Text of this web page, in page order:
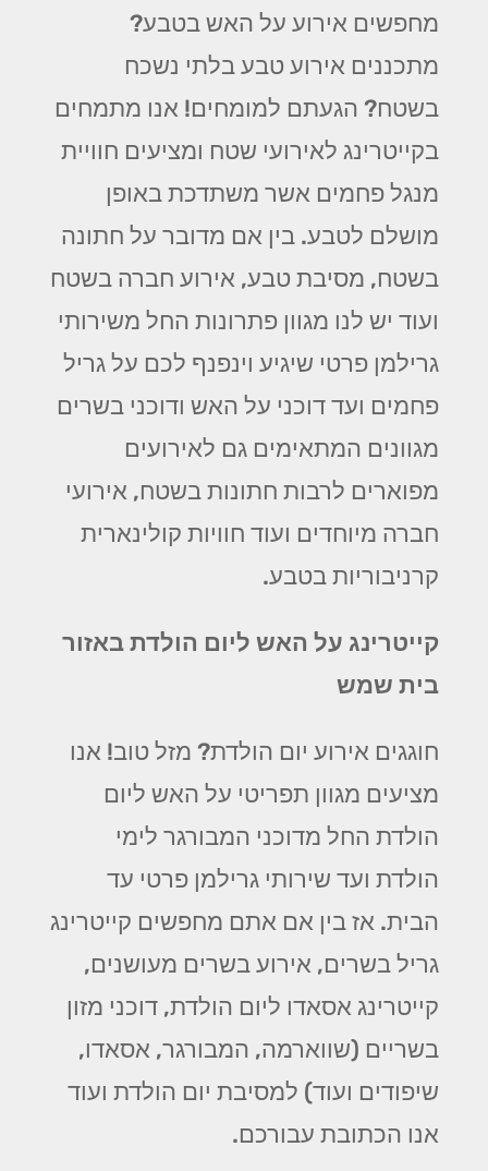
מחפשים אירוע על האש בטבע?
מתכננים אירוע טבע בלתי נשכח
בשטח? הגעתם למומחים! אנו מתמחים
בקייטרינג לאירועי שטח ומציעים חוויית
מנגל פחמים אשר משתדכת באופן
מושלם לטבע. בין אם מדובר על חתונה
בשטח, מסיבת טבע, אירוע חברה בשטח
ועוד יש לנו מגוון פתרונות החל משירותי
גרילמן פרטי שיגיע וינפנף לכם על גריל
פחמים ועד דוכני על האש ודוכני בשרים
מגוונים המתאימים גם לאירועים
מפוארים לרבות חתונות בשטח, אירועי
חברה מיוחדים ועוד חוויות קולינארית
קרניבוריות בטבע.
קייטרינג על האש ליום הולדת באזור
בית שמש
חוגגים אירוע יום הולדת? מזל טוב! אנו
מציעים מגוון תפריטי על האש ליום
הולדת החל מדוכני המבורגר לימי
הולדת ועד שירותי גרילמן פרטי עד
הבית. אז בין אם אתם מחפשים קייטרינג
גריל בשרים, אירוע בשרים מעושנים,
קייטרינג אסאדו ליום הולדת, דוכני מזון
בשריים (שווארמה, המבורגר, אסאדו,
שיפודים ועוד) למסיבת יום הולדת ועוד
אנו הכתובת עבורכם.